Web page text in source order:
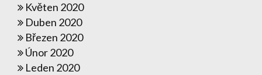
Květen 2020
Duben 2020
Březen 2020
Únor 2020
Leden 2020